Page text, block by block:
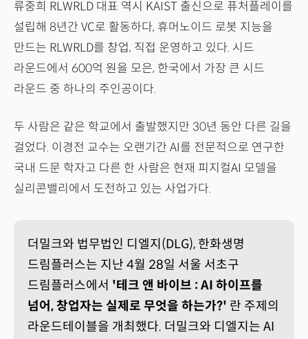
류중희 RLWRLD 대표 역시 KAIST 출신으로 퓨처플레이를
설립해 8년간 VC로 활동하다, 휴머노이드 로봇 지능을
만드는 RLWRLD를 창업, 직접 운영하고 있다. 시드
라운드에서 600억 원을 모은, 한국에서 가장 큰 시드
라운드 중 하나의 주인공이다.
두 사람은 같은 학교에서 출발했지만 30년 동안 다른 길을
걸었다. 이경전 교수는 오랜기간 AI를 전문적으로 연구한
국내 드문 학자고 다른 한 사람은 현재 피지컬AI 모델을
실리콘밸리에서 도전하고 있는 사업가다.
더밀크와 법무법인 디엘지(DLG), 한화생명
드림플러스는 지난 4월 28일 서울 서초구
드림플러스에서 '테크 앤 바이브 : AI 하이프를
넘어, 창업자는 실제로 무엇을 하는가?' 란 주제의
라운드테이블을 개최했다. 더밀크와 디엘지는 AI